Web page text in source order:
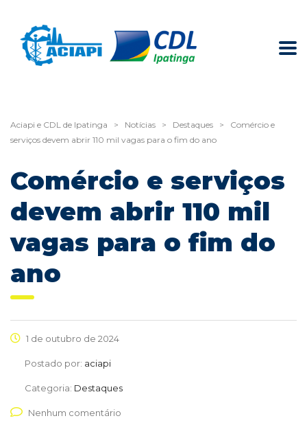
Aciapi e CDL de Ipatinga > Notícias > Destaques >
Comércio e
serviços devem abrir 110 mil vagas para o fim do ano
Comércio e serviços
devem abrir 110 mil
vagas para o fim do
ano
1 de outubro de 2024
Postado por: aciapi
Categoria: Destaques
Nenhum comentário